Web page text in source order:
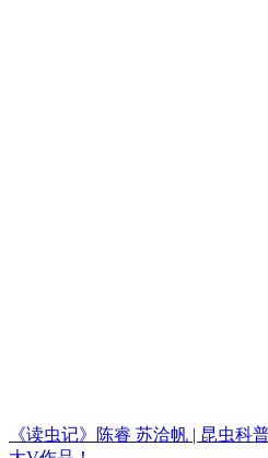
《读虫记》陈睿 苏洽帆 | 昆虫科